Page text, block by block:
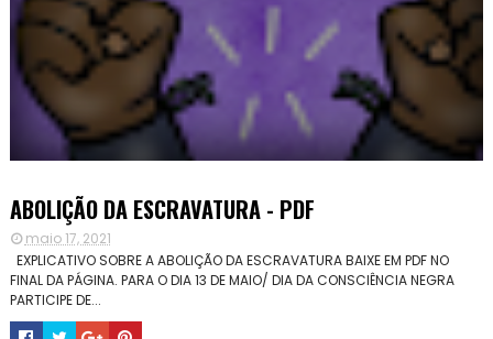
ABOLIÇÃO DA ESCRAVATURA - PDF
maio 17, 2021
EXPLICATIVO SOBRE A ABOLIÇÃO DA ESCRAVATURA BAIXE EM PDF NO
FINAL DA PÁGINA. PARA O DIA 13 DE MAIO/ DIA DA CONSCIÊNCIA NEGRA
PARTICIPE DE...